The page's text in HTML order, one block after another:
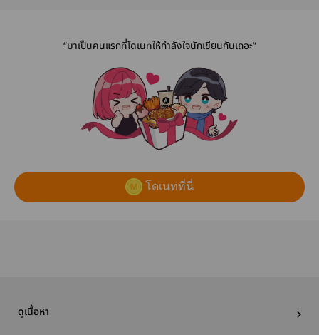
“มาเป็นคนแรกที่โดเนทให้กำลังใจนักเขียนกันเถอะ”
โดเนทที่นี่
ดูเนื้อหา